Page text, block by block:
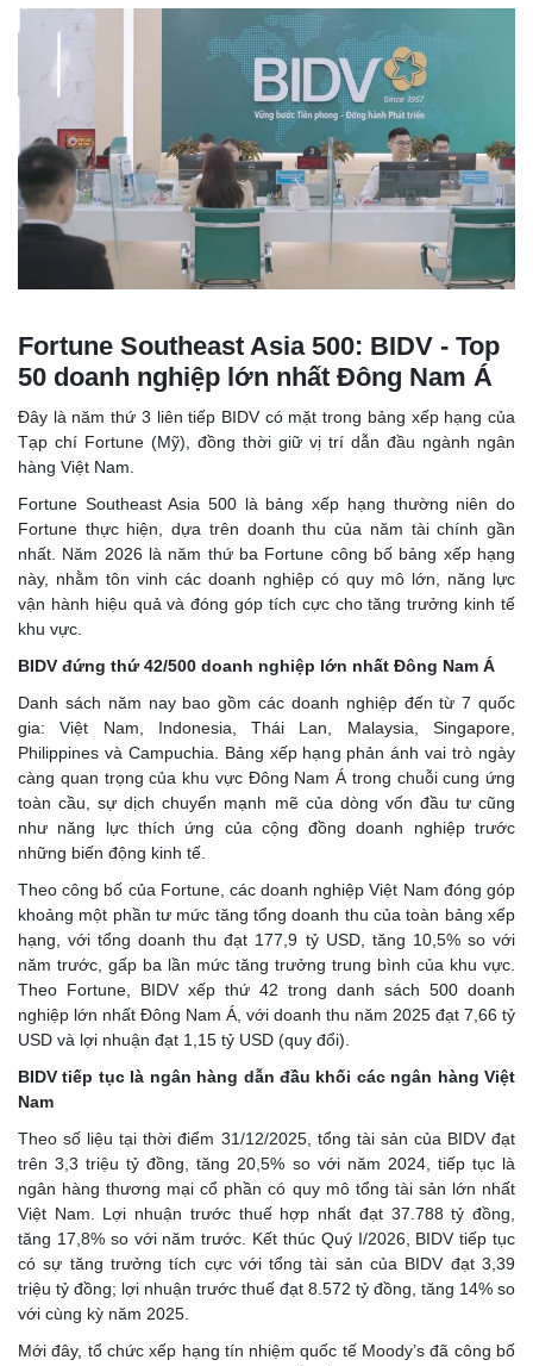
Fortune Southeast Asia 500: BIDV - Top
50 doanh nghiệp lớn nhất Đông Nam Á
Đây là năm thứ 3 liên tiếp BIDV có mặt trong bảng xếp hạng của
Tạp chí Fortune (Mỹ), đồng thời giữ vị trí dẫn đầu ngành ngân
hàng Việt Nam.
Fortune Southeast Asia 500 là bảng xếp hạng thường niên do
Fortune thực hiện, dựa trên doanh thu của năm tài chính gần
nhất. Năm 2026 là năm thứ ba Fortune công bố bảng xếp hạng
này, nhằm tôn vinh các doanh nghiệp có quy mô lớn, năng lực
vận hành hiệu quả và đóng góp tích cực cho tăng trưởng kinh tế
khu vực.
BIDV đứng thứ 42/500 doanh nghiệp lớn nhất Đông Nam Á
Danh sách năm nay bao gồm các doanh nghiệp đến từ 7 quốc
gia: Việt Nam, Indonesia, Thái Lan, Malaysia, Singapore,
Philippines và Campuchia. Bảng xếp hạng phản ánh vai trò ngày
càng quan trọng của khu vực Đông Nam Á trong chuỗi cung ứng
toàn cầu, sự dịch chuyển mạnh mẽ của dòng vốn đầu tư cũng
như năng lực thích ứng của cộng đồng doanh nghiệp trước
những biến động kinh tế.
Theo công bố của Fortune, các doanh nghiệp Việt Nam đóng góp
khoảng một phần tư mức tăng tổng doanh thu của toàn bảng xếp
hạng, với tổng doanh thu đạt 177,9 tỷ USD, tăng 10,5% so với
năm trước, gấp ba lần mức tăng trưởng trung bình của khu vực.
Theo Fortune, BIDV xếp thứ 42 trong danh sách 500 doanh
nghiệp lớn nhất Đông Nam Á, với doanh thu năm 2025 đạt 7,66 tỷ
USD và lợi nhuận đạt 1,15 tỷ USD (quy đổi).
BIDV tiếp tục là ngân hàng dẫn đầu khối các ngân hàng Việt
Nam
Theo số liệu tại thời điểm 31/12/2025, tổng tài sản của BIDV đạt
trên 3,3 triệu tỷ đồng, tăng 20,5% so với năm 2024, tiếp tục là
ngân hàng thương mại cổ phần có quy mô tổng tài sản lớn nhất
Việt Nam. Lợi nhuận trước thuế hợp nhất đạt 37.788 tỷ đồng,
tăng 17,8% so với năm trước. Kết thúc Quý I/2026, BIDV tiếp tục
có sự tăng trưởng tích cực với tổng tài sản của BIDV đạt 3,39
triệu tỷ đồng; lợi nhuận trước thuế đạt 8.572 tỷ đồng, tăng 14% so
với cùng kỳ năm 2025.
Mới đây, tổ chức xếp hạng tín nhiệm quốc tế Moody’s đã công bố